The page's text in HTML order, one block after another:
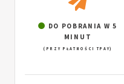
DO POBRANIA W 5
MINUT
(PRZY PŁATNOŚCI TPAY)